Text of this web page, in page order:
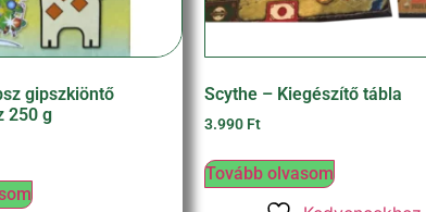
gipszkiöntő
250 g
Scythe – Kiegészítő tábla
3.990 Ft
Tovább olvasom